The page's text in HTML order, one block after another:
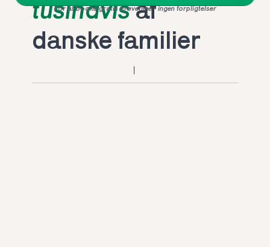
For at booke gratis prøvetime - ingen forpligtelser
tusindvis af
danske familier